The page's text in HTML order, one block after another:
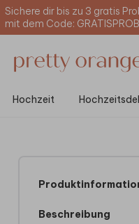
Sichere dir bis zu 3 gratis
mit dem Code:
Hochzeit
Beschreibung